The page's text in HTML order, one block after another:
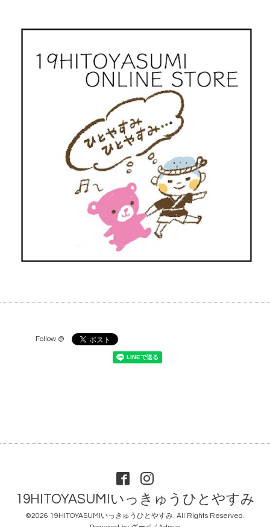
Follow @
19HITOYASUMIいっきゅうひとやすみ
©2026 19HITOYASUMIいっきゅうひとやすみ. All Rights Reserved.